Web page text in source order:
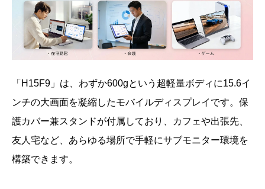
「H15F9」は、わずか600gという超軽量ボディに15.6イ
ンチの大画面を凝縮したモバイルディスプレイです。保
護カバー兼スタンドが付属しており、カフェや出張先、
友人宅など、あらゆる場所で手軽にサブモニター環境を
構築できます。